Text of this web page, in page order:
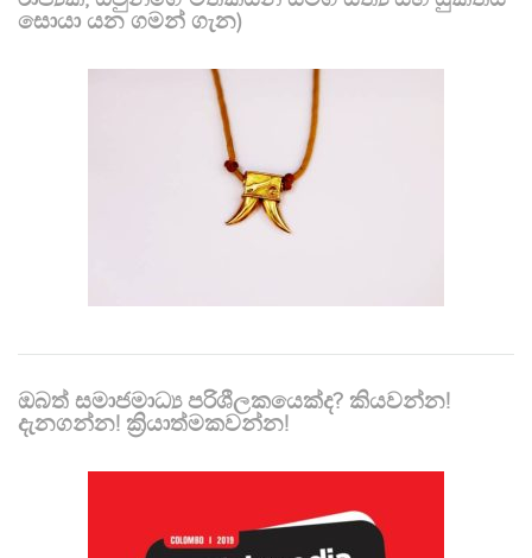
සොයා යන ගමන් ගැන)
ඔබත් සමාජමාධ්‍ය පරිශීලකයෙක්ද? කියවන්න!
දැනගන්න! ක්‍රියාත්මකවන්න!